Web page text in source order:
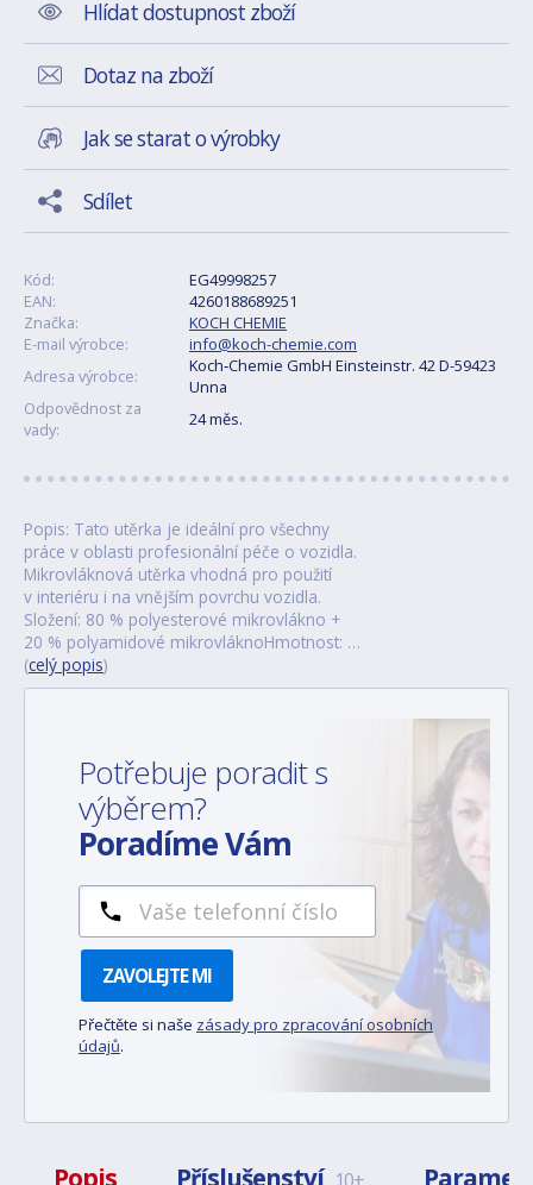
Hlídat dostupnost zboží
Dotaz na zboží
Jak se starat o výrobky
Sdílet
Kód:
EG49998257
EAN:
4260188689251
Značka:
KOCH CHEMIE
E-mail výrobce:
info@koch-chemie.com
Adresa výrobce:
Koch‑Chemie GmbH Einsteinstr. 42 D-59423
Unna
Odpovědnost za
vady:
24 měs.
Popis: Tato utěrka je ideální pro všechny
práce v oblasti profesionální péče o vozidla.
Mikrovláknová utěrka vhodná pro použití
v interiéru i na vnějším povrchu vozidla.
Složení: 80 % polyesterové mikrovlákno +
20 % polyamidové mikrovláknoHmotnost: …
(celý popis)
Potřebuje poradit s
výběrem?
Poradíme Vám
ZAVOLEJTE MI
Přečtěte si naše zásady pro zpracování osobních
údajů.
Popis Příslušenství 10+